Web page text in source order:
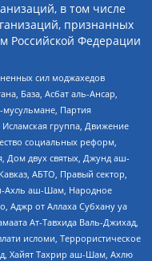
в том числе
признанных
Российской Федерации
сил моджахедов
База, Асбат аль-Ансар,
Партия
группа, Движение
социальных реформ,
Дом двух святых, Джунд аш-
АБТО, Правый сектор,
Ахль аш-Шам, Народное
Аджр от Аллаха Субхану уа
Ат-Тавхида Валь-Джихад,
исломи, Террористическое
Хайят Тахрир аш-Шам, Ахлю